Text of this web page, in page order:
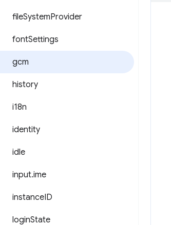
fileSystemProvider
fontSettings
gcm
history
i18n
identity
idle
input.ime
instanceID
loginState